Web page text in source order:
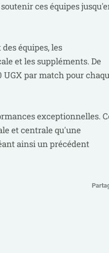
ces équipes
équipes, les
et les suppléments. De
UGX par match pour
exceptionnelles.
et centrale qu'une
ainsi un précédent